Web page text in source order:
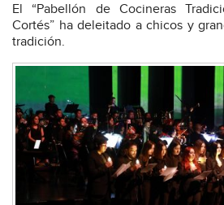
El “Pabellón de Cocineras
Cortés” ha deleitado a chicos y
tradición.